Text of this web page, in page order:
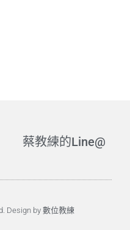
蔡教練的Line@
Design by 數位教練